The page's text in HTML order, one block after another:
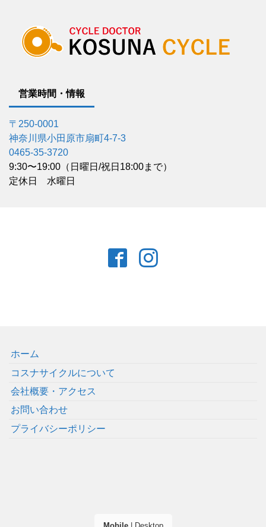
営業時間・情報
〒250-0001
神奈川県小田原市扇町4-7-3
0465-35-3720
9:30〜19:00（日曜日/祝日18:00まで）
定休日 水曜日
ホーム
コスナサイクルについて
会社概要・アクセス
お問い合わせ
プライバシーポリシー